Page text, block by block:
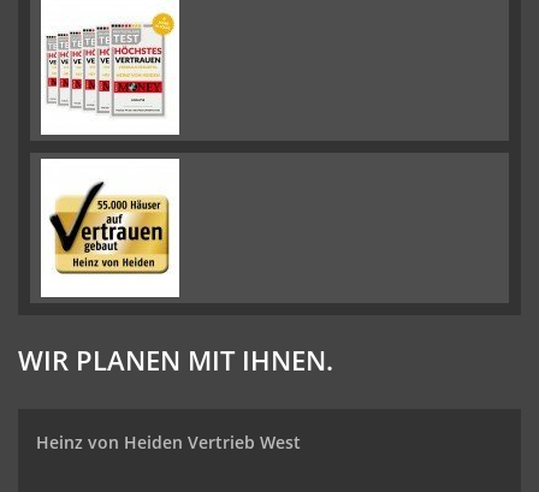
WIR PLANEN MIT IHNEN.
Heinz von Heiden Vertrieb West